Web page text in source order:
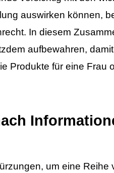
auswirken können,
In diesem
aufbewahren,
Produkte für eine Frau
um eine Reihe